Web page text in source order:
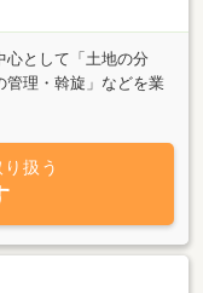
として「土地の分
管理・斡旋」などを業
る長谷町は、当社の
心掛けております。
扱う